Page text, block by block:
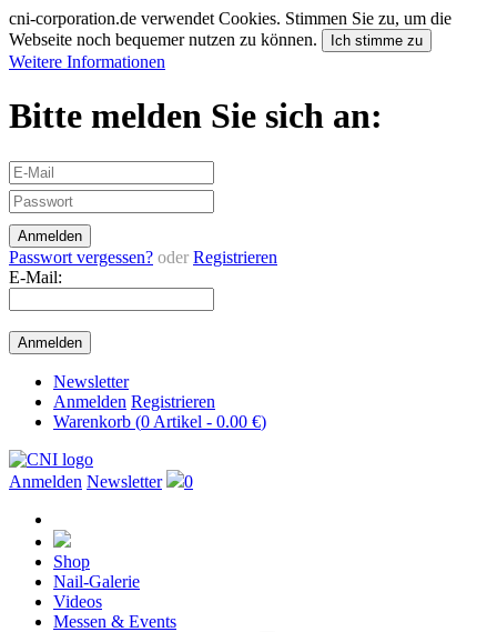
cni-corporation.de verwendet Cookies. Stimmen Sie zu, um die
Webseite noch bequemer nutzen zu können.
Ich stimme zu
Weitere Informationen
Bitte melden Sie sich an:
Passwort vergessen? oder Registrieren
E-Mail:
Newsletter
Anmelden Registrieren
Warenkorb (0 Artikel - 0.00 €)
Anmelden Newsletter 0
Shop
Nail-Galerie
Videos
Messen & Events